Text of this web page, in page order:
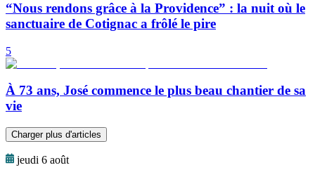
“Nous rendons grâce à la Providence” : la nuit où le
sanctuaire de Cotignac a frôlé le pire
5
À 73 ans, José commence le plus beau chantier de sa
vie
Charger plus d'articles
jeudi 6 août